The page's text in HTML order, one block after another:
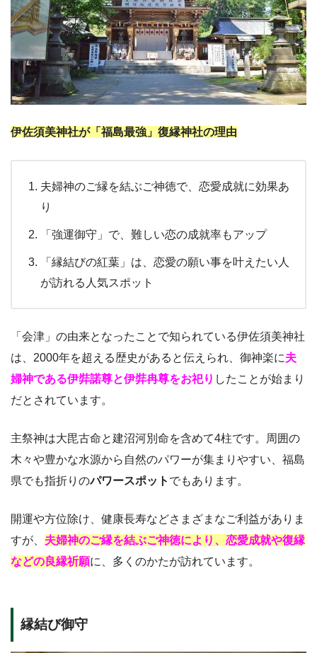
伊佐須美神社が「福島最強」復縁神社の理由
夫婦神のご縁を結ぶご神徳で、恋愛成就に効果あ
り
「強運御守」で、難しい恋の成就率もアップ
「縁結びの紅葉」は、恋愛の願い事を叶えたい人
が訪れる人気スポット
「会津」の由来となったことで知られている伊佐須美神社
は、2000年を超える歴史があると伝えられ、御神楽に夫
婦神である伊弉諾尊と伊弉冉尊をお祀り したことが始まり
だとされています。
主祭神は大毘古命と建沼河別命を含めて4柱です。周囲の
木々や豊かな水源から自然のパワーが集まりやすい、福島
県でも指折りのパワースポット でもあります。
開運や方位除け、健康長寿などさまざまなご利益がありま
すが、 夫婦神のご縁を結ぶご神徳により、恋愛成就や復縁
などの良縁祈願に、多くのかたが訪れています。
縁結び御守